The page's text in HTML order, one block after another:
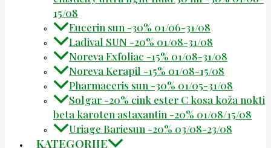
15/08
Eucerin sun -30% 01/06-31/08
Ladival SUN -20% 01/08-31/08
Noreva Exfoliac -15% 01/08-31/08
Noreva Kerapil -15% 01/08-15/08
Pharmaceris sun -30% 01/05-31/08
Solgar -20% cink ester C kosa koža nokti
beta karoten astaxantin -20% 01/08/15/08
Uriage Bariesun -20% 03/08-23/08
KATEGORIJE